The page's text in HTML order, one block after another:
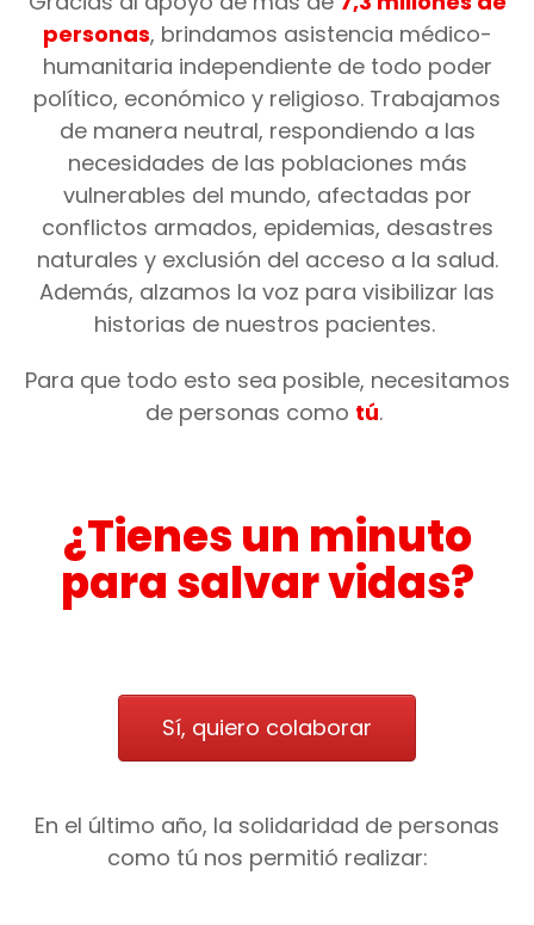
personas, brindamos asistencia médico-
humanitaria independiente de todo poder
político, económico y religioso. Trabajamos
de manera neutral, respondiendo a las
necesidades de las poblaciones más
vulnerables del mundo, afectadas por
conflictos armados, epidemias, desastres
naturales y exclusión del acceso a la salud.
Además, alzamos la voz para visibilizar las
historias de nuestros pacientes.
Para que todo esto sea posible, necesitamos
de personas como tú.
¿Tienes un minuto
para salvar vidas?
Sí, quiero colaborar
En el último año, la solidaridad de personas
como tú nos permitió realizar: